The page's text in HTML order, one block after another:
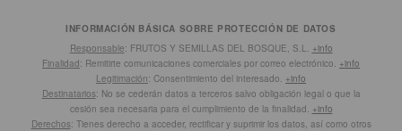
INFORMACIÓN BÁSICA SOBRE PROTECCIÓN DE DATOS
Responsable: FRUTOS Y SEMILLAS DEL BOSQUE, S.L. +info
Finalidad: Remitirte comunicaciones comerciales por correo electrónico. +info
Legitimación: Consentimiento del interesado. +info
Destinatarios: No se cederán datos a terceros salvo obligación legal o que la
cesión sea necesaria para el cumplimiento de la finalidad. +info
Derechos: Tienes derecho a acceder, rectificar y suprimir los datos, así como otros